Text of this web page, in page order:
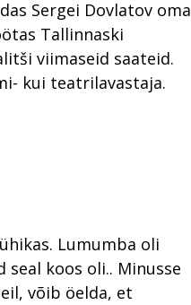
Sergei Dovlatov oma
Tallinnaski
viimaseid saateid.
kui teatrilavastaja.
Lumumba oli
koos oli.. Minusse
võib öelda, et